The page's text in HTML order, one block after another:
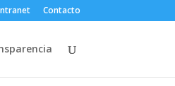
Contacto